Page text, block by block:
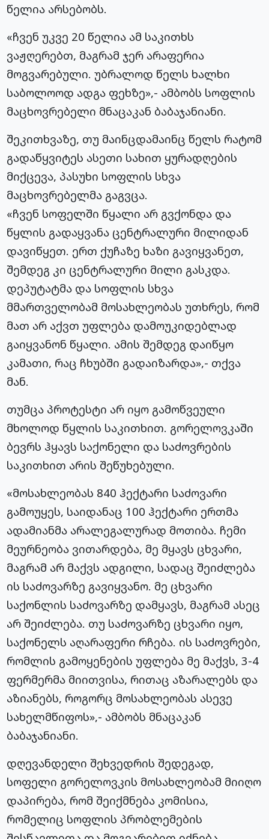
წელია არსებობს.
«ჩვენ უკვე 20 წელია ამ საკითხს
ვაჟღერებთ, მაგრამ ჯერ არაფერია
მოგვარებული. უბრალოდ წელს ხალხი
საბოლოოდ ადგა ფეხზე»,- ამბობს სოფლის
მაცხოვრებელი მნაცაკან ბაბაჯანიანი.
შეკითხვაზე, თუ მაინცდამაინც წელს რატომ
გადაწყვიტეს ასეთი სახით ყურადღების
მიქცევა, პასუხი სოფლის სხვა
მაცხოვრებელმა გაგვცა.
«ჩვენ სოფელში წყალი არ გვქონდა და
წყლის გადაყვანა ცენტრალური მილიდან
დავიწყეთ. ერთ ქუჩაზე ხაზი გავიყვანეთ,
შემდეგ კი ცენტრალური მილი გასკდა.
დეპუტატმა და სოფლის სხვა
მმართველობამ მოსახლეობას უთხრეს, რომ
მათ არ აქვთ უფლება დამოუკიდებლად
გაიყვანონ წყალი. ამის შემდეგ დაიწყო
კამათი, რაც ჩხუბში გადაიზარდა»,- თქვა
მან.
თუმცა პროტესტი არ იყო გამოწვეული
მხოლოდ წყლის საკითხით. გორელოვკაში
ბევრს ჰყავს საქონელი და საძოვრების
საკითხით არის შეწუხებული.
«მოსახლეობას 840 ჰექტარი საძოვარი
გამოუყეს, საიდანაც 100 ჰექტარი ერთმა
ადამიანმა არალეგალურად მოთიბა. ჩემი
მეურნეობა ვითარდება, მე მყავს ცხვარი,
მაგრამ არ მაქვს ადგილი, სადაც შეიძლება
ის საძოვარზე გავიყვანო. მე ცხვარი
საქონლის საძოვარზე დამყავს, მაგრამ ასეც
არ შეიძლება. თუ საძოვარზე ცხვარი იყო,
საქონელს აღარაფერი რჩება. ის საძოვრები,
რომლის გამოყენების უფლება მე მაქვს, 3-4
ფერმერმა მიითვისა, რითაც აზარალებს და
აზიანებს, როგორც მოსახლეობას ასევე
სახელმწიფოს»,- ამბობს მნაცაკან
ბაბაჯანიანი.
დღევანდელი შეხვედრის შედეგად,
სოფელი გორელოვკის მოსახლეობამ მიიღო
დაპირება, რომ შეიქმნება კომისია,
რომელიც სოფლის პრობლემების